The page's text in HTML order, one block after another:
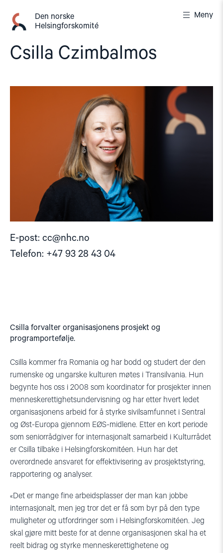
innhold
Den norske
Helsingforskomité
Meny
Csilla Czimbalmos
E-post: cc@nhc.no
Telefon: +47 93 28 43 04
Csilla forvalter organisasjonens prosjekt og
programportefølje.
Csilla kommer fra Romania og har bodd og studert der den
rumenske og ungarske kulturen møtes i Transilvania. Hun
begynte hos oss i 2008 som koordinator for prosjekter innen
menneskerettighetsundervisning og har etter hvert ledet
organisasjonens arbeid for å styrke sivilsamfunnet i Sentral
og Øst-Europa gjennom EØS-midlene. Etter en kort periode
som seniorrådgiver for internasjonalt samarbeid i Kulturrådet
er Csilla tilbake i Helsingforskomitéen. Hun har det
overordnede ansvaret for effektivisering av prosjektstyring,
rapportering og analyser.
«Det er mange fine arbeidsplasser der man kan jobbe
internasjonalt, men jeg tror det er få som byr på den type
muligheter og utfordringer som i Helsingforskomitéen. Jeg
skal gjøre mitt beste for at denne organisasjonen skal ha et
reelt bidrag og styrke menneskerettighetene og